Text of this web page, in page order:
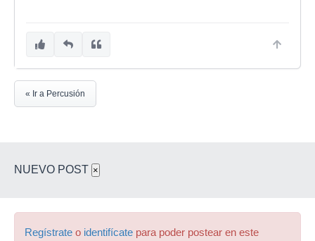
« Ir a Percusión
NUEVO POST ×
Regístrate o identifícate para poder postear en este